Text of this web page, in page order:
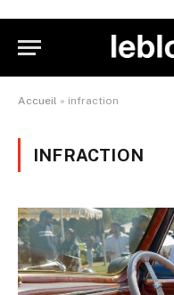
Accueil » infraction
INFRACTION